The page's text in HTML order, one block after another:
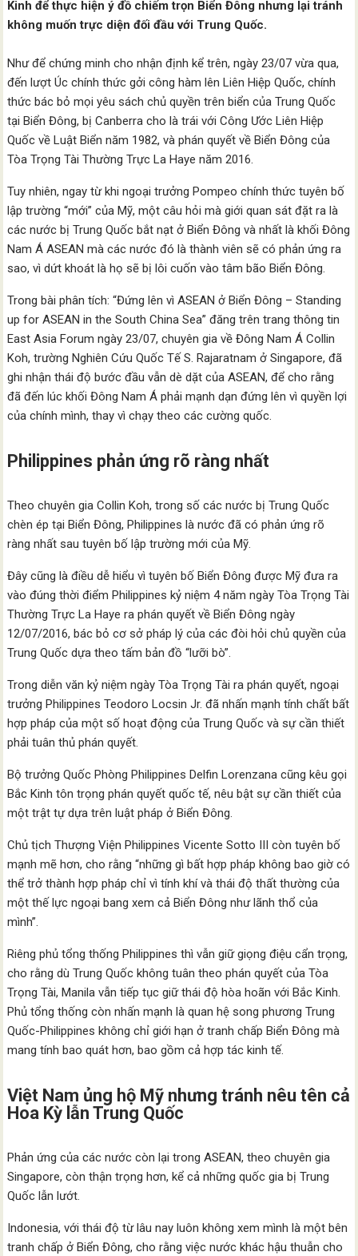
Kinh để thực hiện ý đồ chiếm trọn Biển Đông nhưng lại tránh
không muốn trực diện đối đầu với Trung Quốc.
Như để chứng minh cho nhận định kể trên, ngày 23/07 vừa qua,
đến lượt Úc chính thức gởi công hàm lên Liên Hiệp Quốc, chính
thức bác bỏ mọi yêu sách chủ quyền trên biển của Trung Quốc
tại Biển Đông, bị Canberra cho là trái với Công Ước Liên Hiệp
Quốc về Luật Biển năm 1982, và phán quyết về Biển Đông của
Tòa Trọng Tài Thường Trực La Haye năm 2016.
Tuy nhiên, ngay từ khi ngoại trưởng Pompeo chính thức tuyên bố
lập trường “mới” của Mỹ, một câu hỏi mà giới quan sát đặt ra là
các nước bị Trung Quốc bắt nạt ở Biển Đông và nhất là khối Đông
Nam Á ASEAN mà các nước đó là thành viên sẽ có phản ứng ra
sao, vì dứt khoát là họ sẽ bị lôi cuốn vào tâm bão Biển Đông.
Trong bài phân tích: “Đứng lên vì ASEAN ở Biển Đông – Standing
up for ASEAN in the South China Sea” đăng trên trang thông tin
East Asia Forum ngày 23/07, chuyên gia về Đông Nam Á Collin
Koh, trường Nghiên Cứu Quốc Tế S. Rajaratnam ở Singapore, đã
ghi nhận thái độ bước đầu vẫn dè dặt của ASEAN, để cho rằng
đã đến lúc khối Đông Nam Á phải mạnh dạn đứng lên vì quyền lợi
của chính mình, thay vì chạy theo các cường quốc.
Philippines phản ứng rõ ràng nhất
Theo chuyên gia Collin Koh, trong số các nước bị Trung Quốc
chèn ép tại Biển Đông, Philippines là nước đã có phản ứng rõ
ràng nhất sau tuyên bố lập trường mới của Mỹ.
Đây cũng là điều dễ hiểu vì tuyên bố Biển Đông được Mỹ đưa ra
vào đúng thời điểm Philippines kỷ niệm 4 năm ngày Tòa Trọng Tài
Thường Trực La Haye ra phán quyết về Biển Đông ngày
12/07/2016, bác bỏ cơ sở pháp lý của các đòi hỏi chủ quyền của
Trung Quốc dựa theo tấm bản đồ “lưỡi bò”.
Trong diễn văn kỷ niệm ngày Tòa Trọng Tài ra phán quyết, ngoại
trưởng Philippines Teodoro Locsin Jr. đã nhấn mạnh tính chất bất
hợp pháp của một số hoạt động của Trung Quốc và sự cần thiết
phải tuân thủ phán quyết.
Bộ trưởng Quốc Phòng Philippines Delfin Lorenzana cũng kêu gọi
Bắc Kinh tôn trọng phán quyết quốc tế, nêu bật sự cần thiết của
một trật tự dựa trên luật pháp ở Biển Đông.
Chủ tịch Thượng Viện Philippines Vicente Sotto III còn tuyên bố
mạnh mẽ hơn, cho rằng “những gì bất hợp pháp không bao giờ có
thể trở thành hợp pháp chỉ vì tính khí và thái độ thất thường của
một thế lực ngoại bang xem cả Biển Đông như lãnh thổ của
mình”.
Riêng phủ tổng thống Philippines thì vẫn giữ giọng điệu cẩn trọng,
cho rằng dù Trung Quốc không tuân theo phán quyết của Tòa
Trọng Tài, Manila vẫn tiếp tục giữ thái độ hòa hoãn với Bắc Kinh.
Phủ tổng thống còn nhấn mạnh là quan hệ song phương Trung
Quốc-Philippines không chỉ giới hạn ở tranh chấp Biển Đông mà
mang tính bao quát hơn, bao gồm cả hợp tác kinh tế.
Việt Nam ủng hộ Mỹ nhưng tránh nêu tên cả
Hoa Kỳ lẫn Trung Quốc
Phản ứng của các nước còn lại trong ASEAN, theo chuyên gia
Singapore, còn thận trọng hơn, kể cả những quốc gia bị Trung
Quốc lẫn lướt.
Indonesia, với thái độ từ lâu nay luôn không xem mình là một bên
tranh chấp ở Biển Đông, cho rằng việc nước khác hậu thuẫn cho